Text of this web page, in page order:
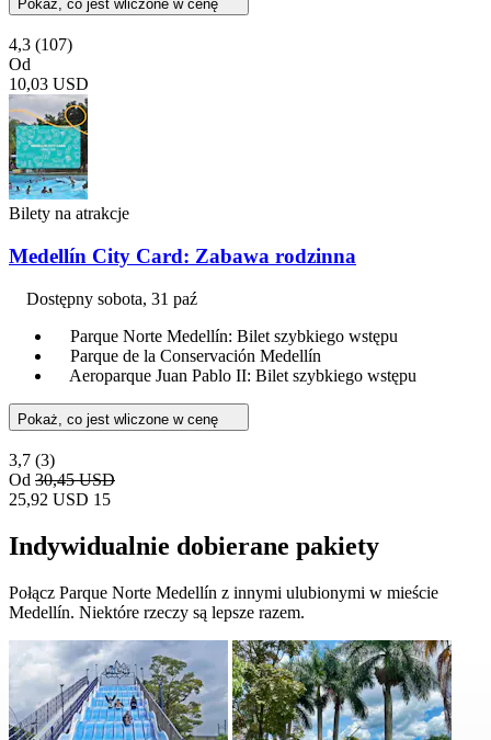
Pokaż, co jest wliczone w cenę
4,3 (107)
Od
10,03 USD
Bilety na atrakcje
Medellín City Card: Zabawa rodzinna
Dostępny sobota, 31 paź
Parque Norte Medellín: Bilet szybkiego wstępu
Parque de la Conservación Medellín
Aeroparque Juan Pablo II: Bilet szybkiego wstępu
Pokaż, co jest wliczone w cenę
3,7 (3)
Od 30,45 USD
25,92 USD 15
Indywidualnie dobierane pakiety
Połącz Parque Norte Medellín z innymi ulubionymi w mieście
Medellín. Niektóre rzeczy są lepsze razem.